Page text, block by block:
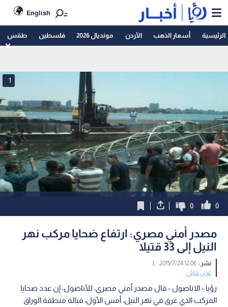
English
الرئيسية أسعار الذهب الأردن مونديال 2026 فلسطين طقس
1
0
0
مصدر أمني مصري: ارتفاع ضحايا مركب نهر
النيل إلى 33 قتيلا
نشر :12:06 2015/7/24
|
عربي دولي
رؤيا - الاناضول - قال مصدر أمني مصري، للأناضول، إن عدد ضحايا
المركب الذي غرق في نهر النيل، أمس الأول، قبالة منطقة الوراق